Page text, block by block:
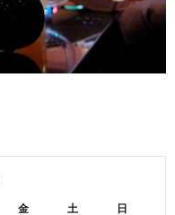
金 土 日